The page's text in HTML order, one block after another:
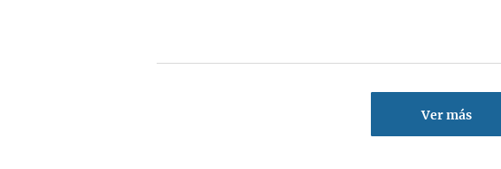
Ver más